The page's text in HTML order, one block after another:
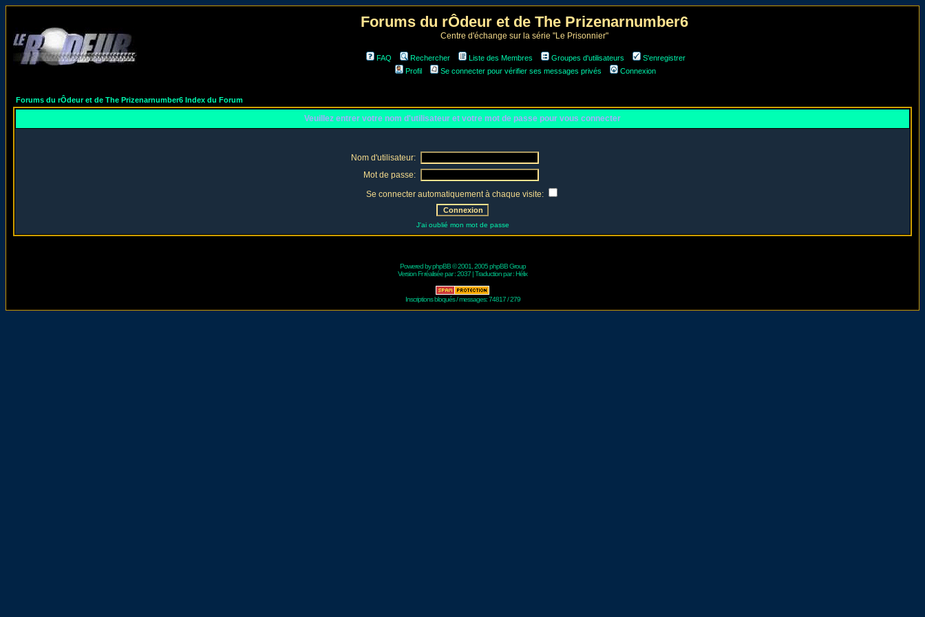
Forums du rÔdeur et de The Prizenarnumber6
Centre d'échange sur la série "Le Prisonnier"
FAQ Rechercher Liste des Membres Groupes d'utilisateurs
S'enregistrer
Profil
Se connecter pour vérifier ses messages privés Connexion
Forums du rÔdeur et de The Prizenarnumber6 Index du Forum
Veuillez entrer votre nom d'utilisateur et votre mot de passe pour vous connecter
Nom d'utilisateur:
Mot de passe:
Se connecter automatiquement à chaque visite:
J'ai oublié mon mot de passe
Powered byphpBB© 2001, 2005 phpBB Group
Version Fr réalisée par :2037 | Traduction par :Hélix
Inscriptions bloqués / messages: 74817 / 279